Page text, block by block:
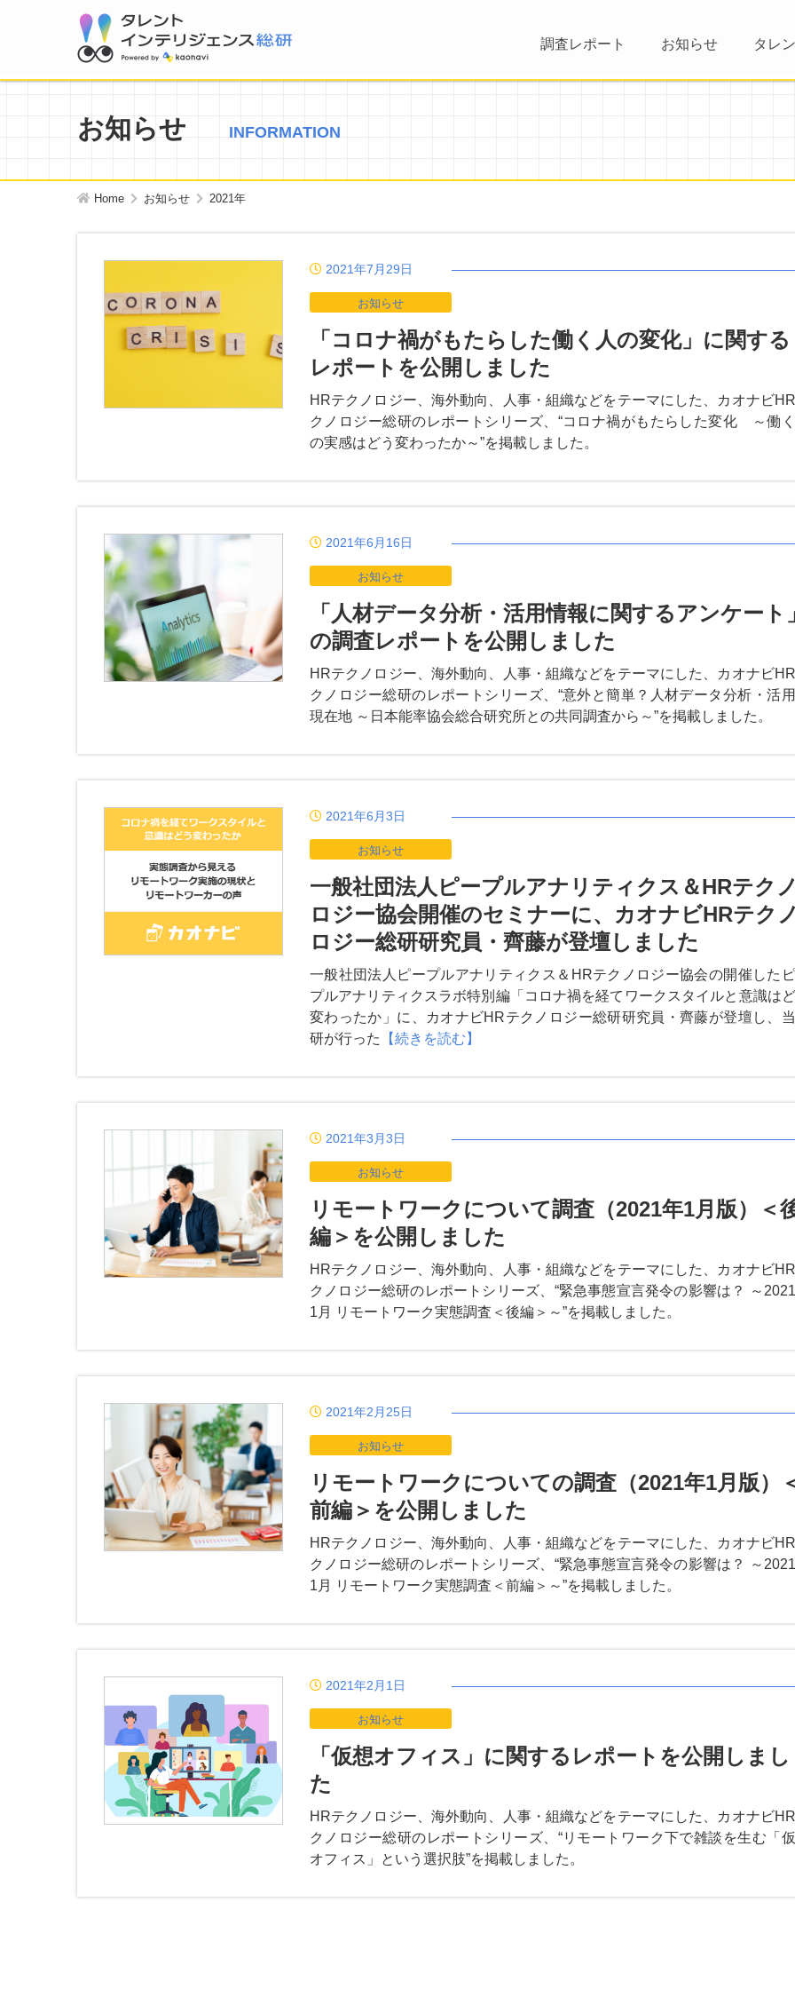
調査レポート お知らせ タレ
お知らせ INFORMATION
Home お知らせ 2021年
2021年7月29日
お知らせ
「コロナ禍がもたらした働く人の変化」に関する
レポートを公開しました
HRテクノロジー、海外動向、人事・組織などをテーマにした、カオナビ
クノロジー総研のレポートシリーズ、“コロナ禍がもたらした変化 ～働く
の実感はどう変わったか～”を掲載しました。
2021年6月16日
お知らせ
「人材データ分析・活用情報に関するアンケート」
の調査レポートを公開しました
HRテクノロジー、海外動向、人事・組織などをテーマにした、カオナビ
クノロジー総研のレポートシリーズ、“意外と簡単？人材データ分析・活
現在地 ～日本能率協会総合研究所との共同調査から～”を掲載しました。
2021年6月3日
お知らせ
一般社団法人ピープルアナリティクス＆HRテクノ
ロジー協会開催のセミナーに、カオナビHRテクノ
ロジー総研研究員・齊藤が登壇しました
一般社団法人ピープルアナリティクス＆HRテクノロジー協会の開催した
プルアナリティクスラボ特別編「コロナ禍を経てワークスタイルと意識はど
変わったか」に、カオナビHRテクノロジー総研研究員・齊藤が登壇し、
研が行った
【続きを読む】
2021年3月3日
お知らせ
リモートワークについて調査（2021年1月版）＜
編＞を公開しました
HRテクノロジー、海外動向、人事・組織などをテーマにした、カオナビ
クノロジー総研のレポートシリーズ、“緊急事態宣言発令の影響は？ ～
1月 リモートワーク実態調査＜後編＞～”を掲載しました。
2021年2月25日
お知らせ
リモートワークについての調査（2021年1月版）
前編＞を公開しました
HRテクノロジー、海外動向、人事・組織などをテーマにした、カオナビ
クノロジー総研のレポートシリーズ、“緊急事態宣言発令の影響は？ ～
1月 リモートワーク実態調査＜前編＞～”を掲載しました。
2021年2月1日
お知らせ
「仮想オフィス」に関するレポートを公開しまし
た
HRテクノロジー、海外動向、人事・組織などをテーマにした、カオナビ
クノロジー総研のレポートシリーズ、“リモートワーク下で雑談を生む「
オフィス」という選択肢”を掲載しました。